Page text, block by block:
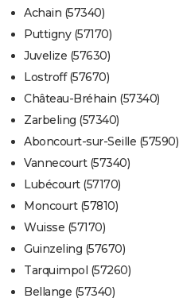
Achain (57340)
Puttigny (57170)
Juvelize (57630)
Lostroff (57670)
Château-Bréhain (57340)
Zarbeling (57340)
Aboncourt-sur-Seille (57590)
Vannecourt (57340)
Lubécourt (57170)
Moncourt (57810)
Wuisse (57170)
Guinzeling (57670)
Tarquimpol (57260)
Bellange (57340)